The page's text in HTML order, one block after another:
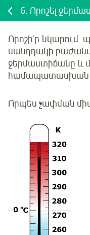
6. Որոշել
Որոշի՛ր նկարում
սանդղակի
ջերմաստիճանը և
համապատասխան
Որպես չափման